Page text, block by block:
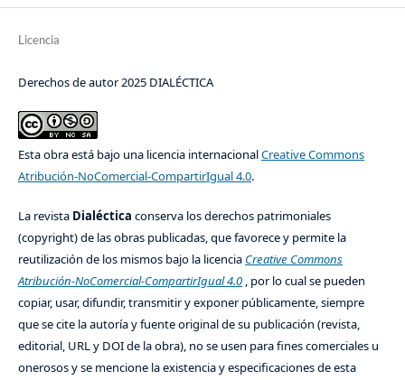
Licencia
Derechos de autor 2025 DIALÉCTICA
Esta obra está bajo una licencia internacionalCreative Commons
Atribución-NoComercial-CompartirIgual 4.0.
La revista Dialéctica conserva los derechos patrimoniales
(copyright) de las obras publicadas, que favorece y permite la
reutilización de los mismos bajo la licencia Creative Commons
Atribución-NoComercial-CompartirIgual 4.0, por lo cual se pueden
copiar, usar, difundir, transmitir y exponer públicamente, siempre
que se cite la autoría y fuente original de su publicación (revista,
editorial, URL y DOI de la obra), no se usen para fines comerciales u
onerosos y se mencione la existencia y especificaciones de esta